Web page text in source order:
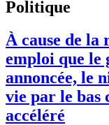
Politique
À cause de la
emploi que le
annoncée, le
vie par le bas
accéléré